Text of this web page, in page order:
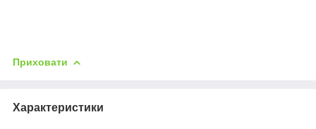
Приховати
Характеристики